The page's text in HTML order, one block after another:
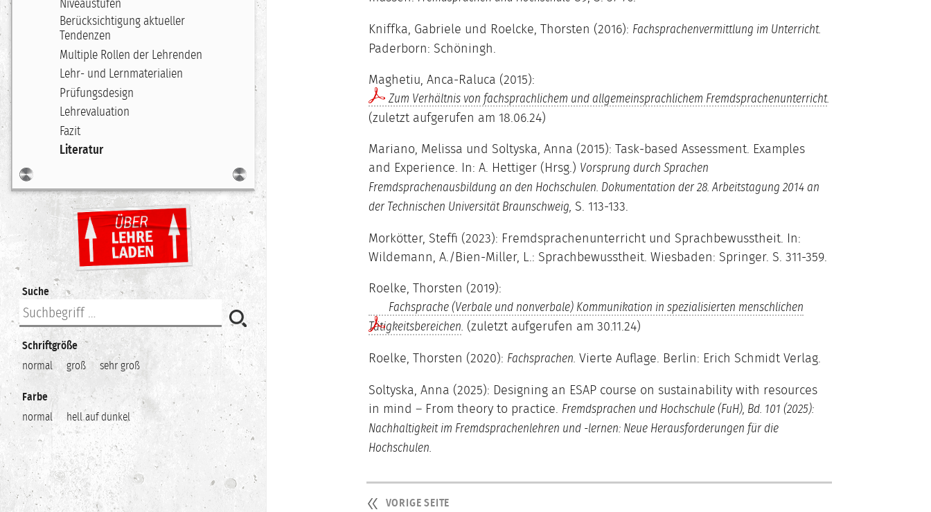
Kniffka, Gabriele und Roelcke, Thorsten (2016): Fachsprachenvermittlung im Unterricht.
Paderborn: Schöningh.
Maghetiu, Anca-Raluca (2015):
Zum Verhältnis von fachsprachlichem und allgemeinsprachlichem Fremdsprachenunterricht.
(zuletzt aufgerufen am 18.06.24)
Mariano, Melissa und Soltyska, Anna (2015): Task-based Assessment. Examples
and Experience. In: A. Hettiger (Hrsg.) Vorsprung durch Sprachen
Fremdsprachenausbildung an den Hochschulen. Dokumentation der 28. Arbeitstagung 2014 an
der Technischen Universität Braunschweig, S. 113-133.
Morkötter, Steffi (2023): Fremdsprachenunterricht und Sprachbewusstheit. In:
Wildemann, A./Bien-Miller, L.: Sprachbewusstheit. Wiesbaden: Springer. S. 311-359.
Roelke, Thorsten (2019):
Fachsprache (Verbale und nonverbale) Kommunikation in spezialisierten menschlichen
Tätigkeitsbereichen (zuletzt aufgerufen am 30.11.24)
Roelke, Thorsten (2020): Fachsprachen. Vierte Auflage. Berlin: Erich Schmidt Verlag.
Soltyska, Anna (2025): Designing an ESAP course on sustainability with resources
in mind – From theory to practice. Fremdsprachen und Hochschule (FuH), Bd. 101 (2025):
Nachhaltigkeit im Fremdsprachenlehren und -lernen: Neue Herausforderungen für die
Hochschulen.
VORIGE SEITE
Niveaustufen
Berücksichtigung aktueller
Tendenzen
Multiple Rollen der Lehrenden
Lehr- und Lernmaterialien
Prüfungsdesign
Lehrevaluation
Fazit
Literatur
Suche
Schriftgröße
normal
groß sehr groß
Farbe
normal
hell auf dunkel